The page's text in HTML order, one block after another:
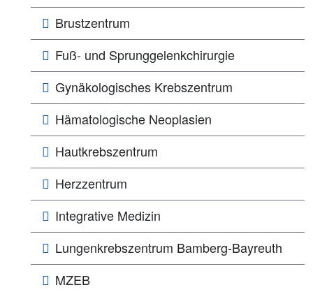
Brustzentrum
Fuß- und Sprunggelenkchirurgie
Gynäkologisches Krebszentrum
Hämatologische Neoplasien
Hautkrebszentrum
Herzzentrum
Integrative Medizin
Lungen­­krebs­zentrum Bamberg-Bayreuth
MZEB